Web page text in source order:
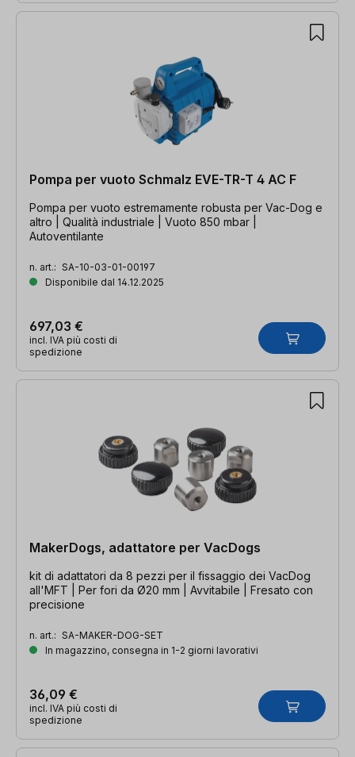
Pompa per vuoto Schmalz EVE-TR-T 4 AC F
Pompa per vuoto estremamente robusta per Vac-Dog e
altro | Qualità industriale | Vuoto 850 mbar |
Autoventilante
n. art.: SA-10-03-01-00197
Disponibile dal 14.12.2025
697,03 €
incl. IVA più costi di
spedizione
MakerDogs, adattatore per VacDogs
kit di adattatori da 8 pezzi per il fissaggio dei VacDog
all'MFT | Per fori da Ø20 mm | Avvitabile | Fresato con
precisione
n. art.: SA-MAKER-DOG-SET
In magazzino, consegna in 1-2 giorni lavorativi
36,09 €
incl. IVA più costi di
spedizione